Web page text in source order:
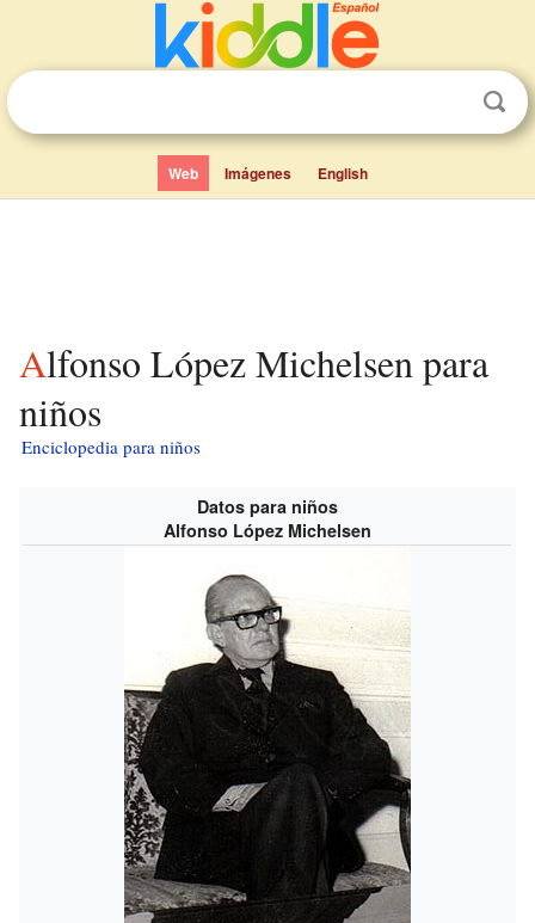
Web Imágenes English
Alfonso López Michelsen para
niños
Enciclopedia para niños
Datos para niños
Alfonso López Michelsen